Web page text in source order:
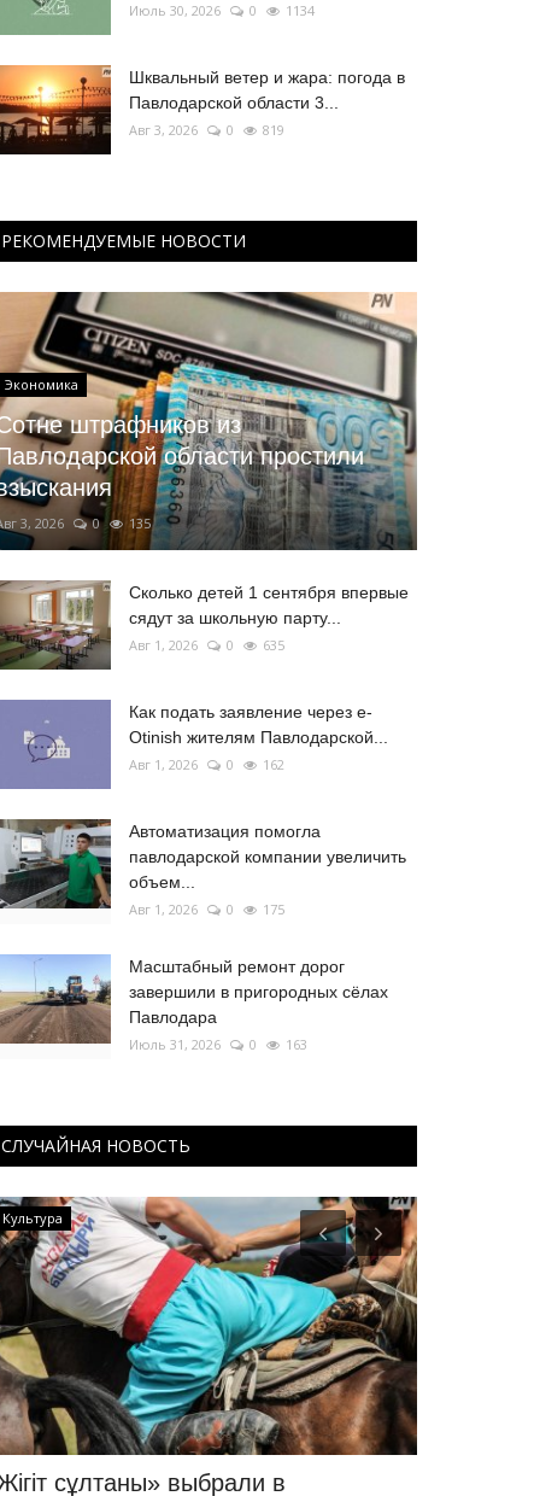
Июль 30, 2026 0 1134
Шквальный ветер и жара: погода в
Павлодарской области 3...
Авг 3, 2026 0 819
РЕКОМЕНДУЕМЫЕ НОВОСТИ
Экономика
штрафников из
области простили
3, 2026 0 135
Сколько детей 1 сентября впервые
сядут за школьную парту...
Авг 1, 2026 0 635
Как подать заявление через e-
Otinish жителям Павлодарской...
Авг 1, 2026 0 162
Автоматизация помогла
павлодарской компании увеличить
объем...
Авг 1, 2026 0 175
Масштабный ремонт дорог
завершили в пригородных сёлах
Павлодара
Июль 31, 2026 0 163
СЛУЧАЙНАЯ НОВОСТЬ
КАЗАХСТАН
Чан, Нурлан Сабуров и Miyagi